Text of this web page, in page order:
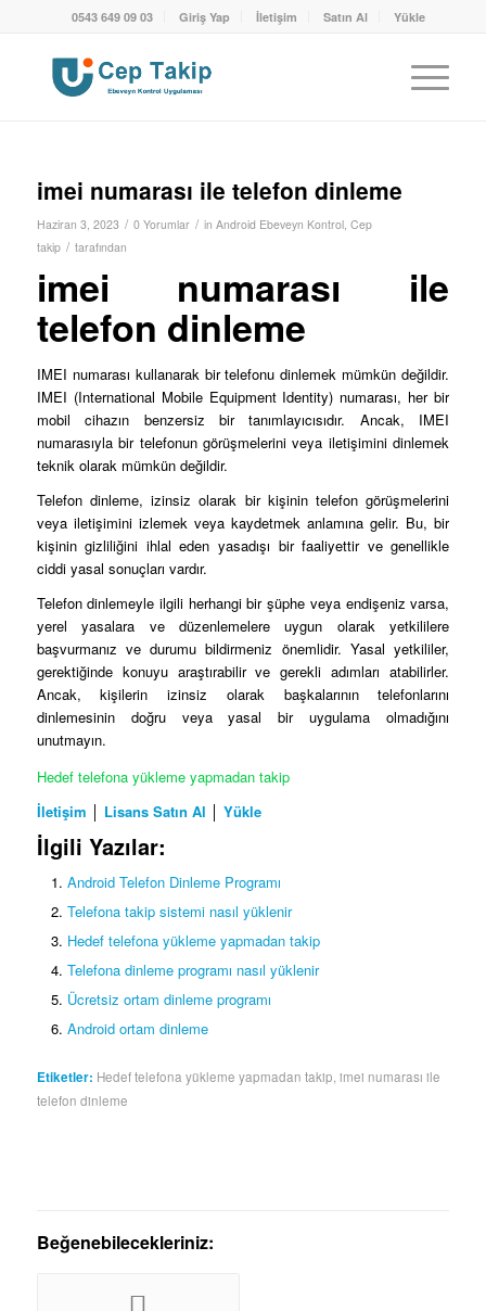
0543 649 09 03 Giriş Yap İletişim Satın Al Yükle
imei numarası ile telefon dinleme
Haziran 3, 2023 / 0 Yorumlar / in Android Ebeveyn Kontrol, Cep
takip / tarafından
imei numarası ile
telefon dinleme
IMEI numarası kullanarak bir telefonu dinlemek mümkün değildir.
IMEI (International Mobile Equipment Identity) numarası, her bir
mobil cihazın benzersiz bir tanımlayıcısıdır. Ancak, IMEI
numarasıyla bir telefonun görüşmelerini veya iletişimini dinlemek
teknik olarak mümkün değildir.
Telefon dinleme, izinsiz olarak bir kişinin telefon görüşmelerini
veya iletişimini izlemek veya kaydetmek anlamına gelir. Bu, bir
kişinin gizliliğini ihlal eden yasadışı bir faaliyettir ve genellikle
ciddi yasal sonuçları vardır.
Telefon dinlemeyle ilgili herhangi bir şüphe veya endişeniz varsa,
yerel yasalara ve düzenlemelere uygun olarak yetkililere
başvurmanız ve durumu bildirmeniz önemlidir. Yasal yetkililer,
gerektiğinde konuyu araştırabilir ve gerekli adımları atabilirler.
Ancak, kişilerin izinsiz olarak başkalarının telefonlarını
dinlemesinin doğru veya yasal bir uygulama olmadığını
unutmayın.
Hedef telefona yükleme yapmadan takip
İletişim │ Lisans Satın Al │ Yükle
İlgili Yazılar:
Android Telefon Dinleme Programı
Telefona takip sistemi nasıl yüklenir
Hedef telefona yükleme yapmadan takip
Telefona dinleme programı nasıl yüklenir
Ücretsiz ortam dinleme programı
Android ortam dinleme
Etiketler: Hedef telefona yükleme yapmadan takip imei numarası ile
telefon dinleme
Beğenebilecekleriniz: